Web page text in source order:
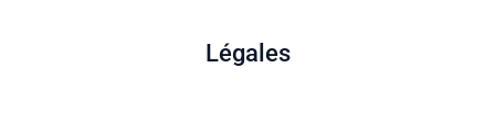
Légales